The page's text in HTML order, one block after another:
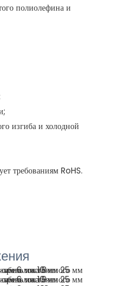
полиолефина и
изгиба и холодной